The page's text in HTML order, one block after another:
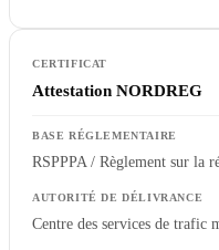
Attestation NORDREG
RSPPPA / Règlement sur la
Centre des services de